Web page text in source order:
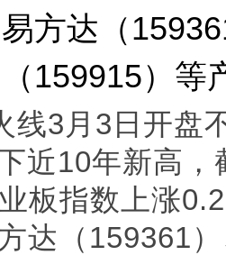
易方达（
（159915）
线3月3日开盘
近10年新高
板指数上涨
达（159361